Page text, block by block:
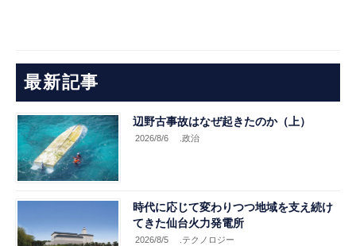
最新記事
辺野古事故はなぜ起きたのか（上）
2026/8/6 .政治
時代に応じて変わりつつ地域を支え続け
てきた仙台火力発電所
2026/8/5 .テクノロジー